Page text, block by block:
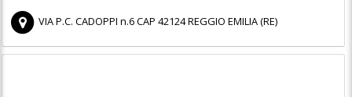
VIA P.C. CADOPPI n.6CAP42124REGGIO EMILIA(RE)